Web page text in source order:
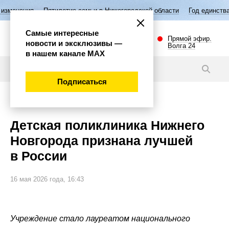
семьи в Нижегородской области Год единства народов России
Прямой эфир.
Волга 24
Детская поликлиника Нижнего
Новгорода признана лучшей
в России
16 мая 2026 года, 16:43
Учреждение стало лауреатом национального
Самые интересные
новости и эксклюзивы —
в нашем канале МАХ
Подписаться